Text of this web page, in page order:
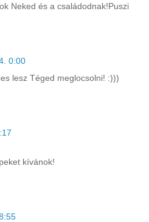
Neked és a családodnak!Puszi
0:00
lesz Téged meglocsolni! :)))
kívánok!